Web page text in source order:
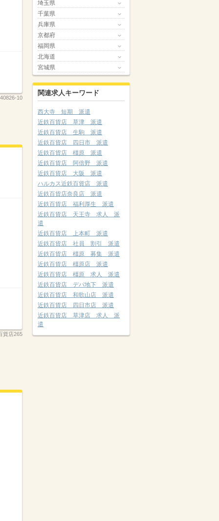
10
貨店265
埼玉県
千葉県
兵庫県
京都府
福岡県
北海道
宮城県
関連求人キーワード
西大寺 短期 派遣
近鉄百貨店 草津 派遣
近鉄百貨店 生駒 派遣
近鉄百貨店 四日市 派遣
近鉄百貨店 橿原 派遣
近鉄百貨店 阿倍野 派遣
近鉄百貨店 大阪 派遣
ハルカス近鉄百貨店 派遣
近鉄百貨店奈良店 派遣
近鉄百貨店 福利厚生 派遣
近鉄百貨店 天王寺 求人 派
遣
近鉄百貨店 上本町 派遣
近鉄百貨店 社員 割引 派遣
近鉄百貨店 橿原 募集 派遣
近鉄百貨店 橿原店 派遣
近鉄百貨店 橿原 求人 派遣
近鉄百貨店 デパ地下 派遣
近鉄百貨店 和歌山店 派遣
近鉄百貨店 四日市店 派遣
近鉄百貨店 草津店 求人 派
遣